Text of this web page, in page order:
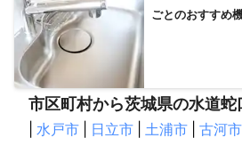
ごとのおすすめ
市区町村から茨城県の水道
水戸市 日立市 土浦市 古河市